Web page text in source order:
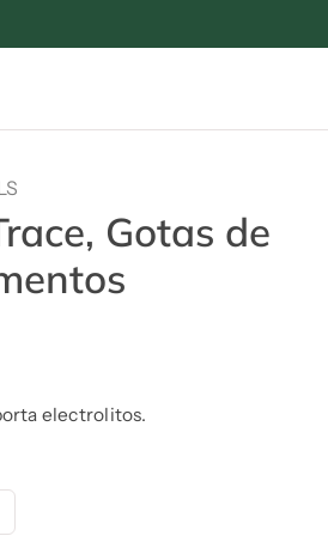
Gotas de
electrolitos.
de ConcenTrace, Gotas de
la cantidad de